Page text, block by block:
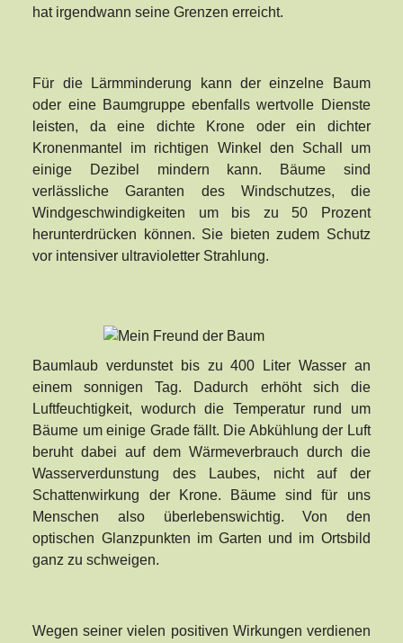
hat irgendwann seine Grenzen erreicht.
Für die Lärmminderung kann der einzelne Baum
oder eine Baumgruppe ebenfalls wertvolle Dienste
leisten, da eine dichte Krone oder ein dichter
Kronenmantel im richtigen Winkel den Schall um
einige Dezibel mindern kann. Bäume sind
verlässliche Garanten des Windschutzes, die
Windgeschwindigkeiten um bis zu 50 Prozent
herunterdrücken können. Sie bieten zudem Schutz
vor intensiver ultravioletter Strahlung.
Baumlaub verdunstet bis zu 400 Liter Wasser an
einem sonnigen Tag. Dadurch erhöht sich die
Luftfeuchtigkeit, wodurch die Temperatur rund um
Bäume um einige Grade fällt. Die Abkühlung der Luft
beruht dabei auf dem Wärmeverbrauch durch die
Wasserverdunstung des Laubes, nicht auf der
Schattenwirkung der Krone. Bäume sind für uns
Menschen also überlebenswichtig. Von den
optischen Glanzpunkten im Garten und im Ortsbild
ganz zu schweigen.
Wegen seiner vielen positiven Wirkungen verdienen